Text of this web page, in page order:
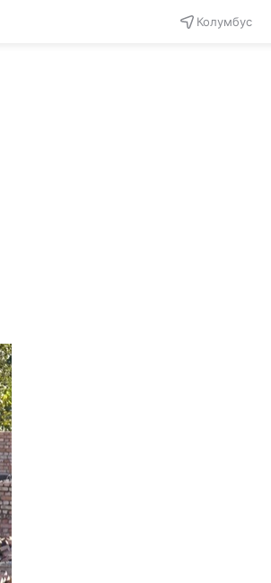
Колумбус